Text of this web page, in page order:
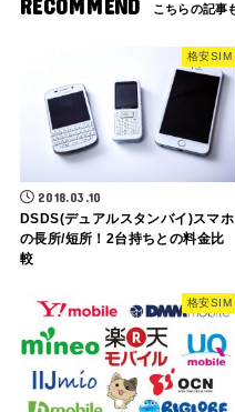
RECOMMEND
格安SIM
2018.03.10
DSDS(デュアルスタンバイ)スマホ
の長所/短所！2台持ちとの料金比
較
格安SIM